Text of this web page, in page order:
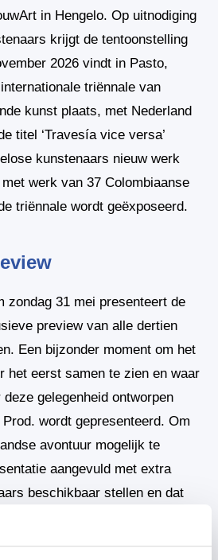
in Hengelo. Op uitnodiging
krijgt de tentoonstelling
2026 vindt in Pasto,
triënnale van
kunst plaats, met Nederland
titel ‘Travesía vice versa’
kunstenaars nieuw werk
werk van 37 Colombiaanse
triënnale wordt geëxposeerd.
zondag 31 mei presenteert de
preview van alle dertien
Een bijzonder moment om het
het eerst samen te zien en waar
gelegenheid ontworpen
wordt gepresenteerd. Om
avontuur mogelijk te
aangevuld met extra
beschikbaar stellen en dat
te koop zal zijn voor een